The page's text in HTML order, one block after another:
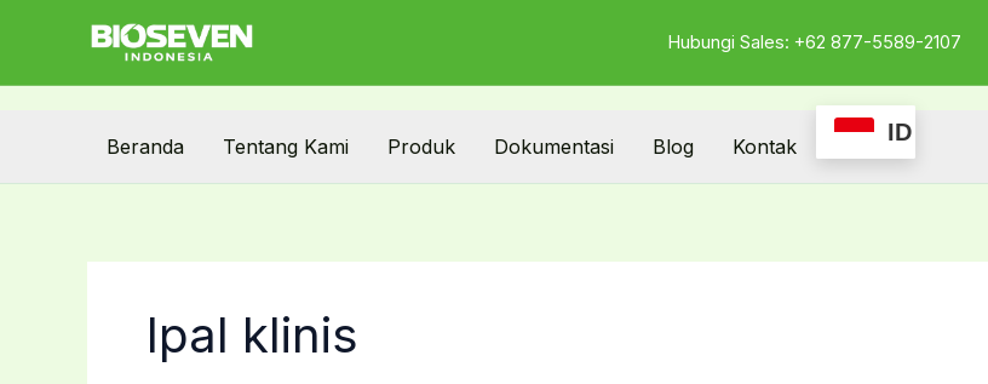
Hubungi Sales: +62 877-5589-2107
Beranda Tentang Kami Produk Dokumentasi Blog Kontak
ID
Ipal klinis